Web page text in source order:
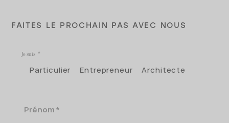
FAITES LE PROCHAIN PAS AVEC NOUS
Je suis
Particulier Entrepreneur Architecte
Prénom